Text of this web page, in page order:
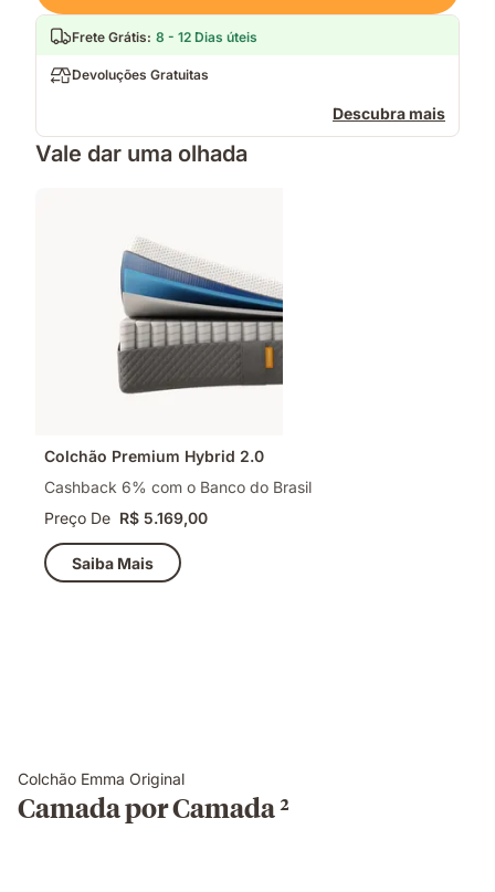
Frete Grátis: 8 - 12 Dias úteis
Devoluções Gratuitas
Descubra mais
Vale dar uma olhada
Colchão Premium Hybrid 2.0
Cashback 6% com o Banco do Brasil
Preço De R$ 5.169,00
Saiba Mais
Colchão Emma Original
Camada por Camada ²